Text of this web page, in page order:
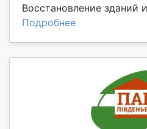
Восстановление зданий
Подробнее